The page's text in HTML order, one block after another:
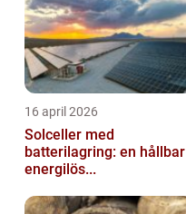
16 april 2026
Solceller med
batterilagring: en hållbar
energilös...